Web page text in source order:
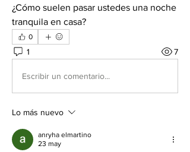
¿Cómo suelen pasar ustedes una noche
tranquila en casa?
0
1 7
Escribir un comentario...
Lo más nuevo
anryha elmartino
23 may